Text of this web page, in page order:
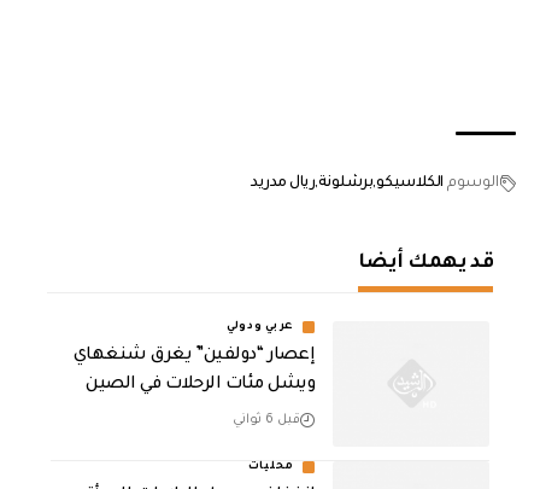
الوسوم الكلاسيكوبرشلونةريال مدريد
قد يهمك أيضا
عربي ودولي
إعصار “دولفين” يغرق شنغهاي
ويشل مئات الرحلات في الصين
قبل 6 ثواني
محليات